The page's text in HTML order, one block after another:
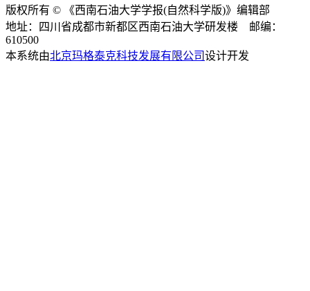
版权所有 © 《西南石油大学学报(自然科学版)》编辑部
地址：四川省成都市新都区西南石油大学研发楼 邮编：
610500
本系统由北京玛格泰克科技发展有限公司设计开发